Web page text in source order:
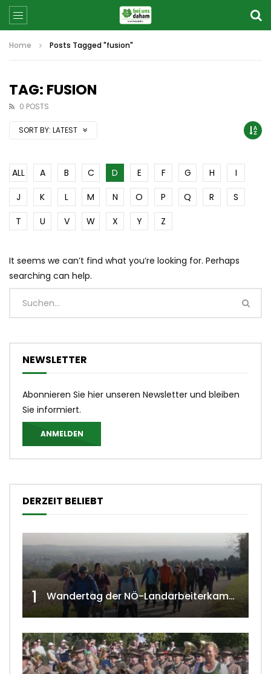
Home Posts Tagged "fusion"
TAG: FUSION
0 POSTS
SORT BY: LATEST
ALL A B C D E F G H
I
J
K L M N O P Q R
S
T
U V W X Y Z
It seems we can’t find what you’re looking for. Perhaps
searching can help.
NEWSLETTER
Abonnieren Sie hier unseren Newsletter und bleiben
Sie informiert.
ANMELDEN
DERZEIT BELIEBT
1 Wandertag der NÖ-Landarbeiterkammer in Hollabrunn 2024